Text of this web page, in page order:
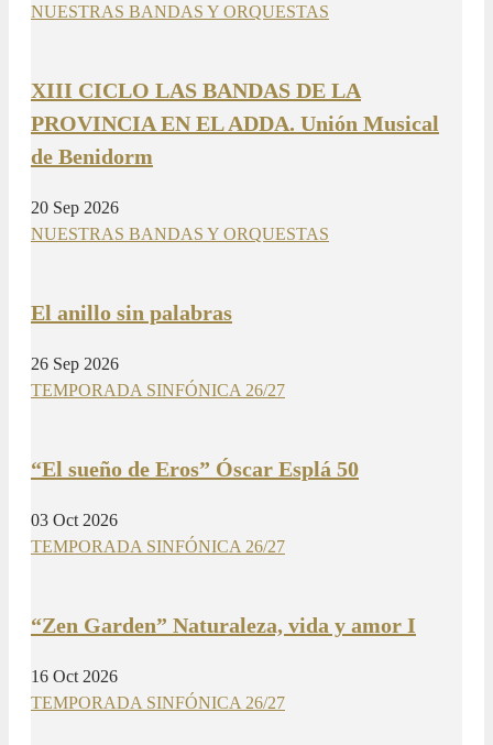
NUESTRAS BANDAS Y ORQUESTAS
XIII CICLO LAS BANDAS DE LA
PROVINCIA EN EL ADDA. Unión Musical
de Benidorm
20 Sep 2026
NUESTRAS BANDAS Y ORQUESTAS
El anillo sin palabras
26 Sep 2026
TEMPORADA SINFÓNICA 26/27
“El sueño de Eros” Óscar Esplá 50
03 Oct 2026
TEMPORADA SINFÓNICA 26/27
“Zen Garden” Naturaleza, vida y amor I
16 Oct 2026
TEMPORADA SINFÓNICA 26/27